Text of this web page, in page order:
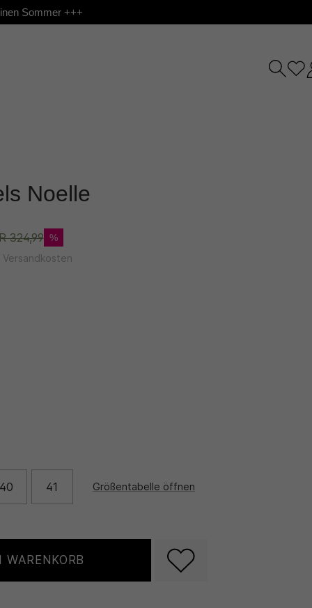
Sommer +++
Noelle
324,99 %
40 41 Größentabelle öffnen
WARENKORB